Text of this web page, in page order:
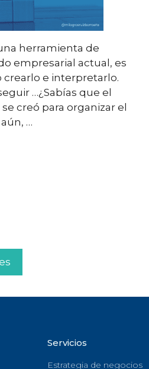
herramienta de
empresarial actual, es
crearlo e interpretarlo.
…¿Sabías que el
creó para organizar el
…
Servicios
Estrategia de negocios